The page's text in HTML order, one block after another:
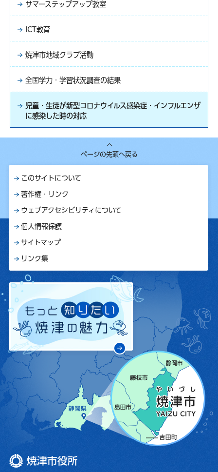
サマーステップアップ教室
ICT教育
焼津市地域クラブ活動
全国学力・学習状況調査の結果
児童・生徒が新型コロナウイルス感染症・インフルエンザ
に感染した時の対応
ページの先頭へ戻る
このサイトについて
著作権・リンク
ウェブアクセシビリティについて
個人情報保護
サイトマップ
リンク集
焼津市役所